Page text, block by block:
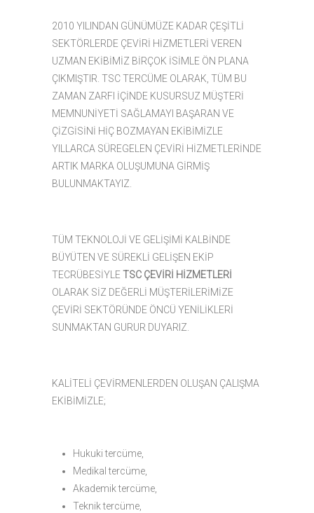
2010 YILINDAN GÜNÜMÜZE KADAR ÇEŞİTLİ
SEKTÖRLERDE ÇEVİRİ HİZMETLERİ VEREN
UZMAN EKİBİMİZ BİRÇOK İSİMLE ÖN PLANA
ÇIKMIŞTIR. TSC TERCÜME OLARAK, TÜM BU
ZAMAN ZARFI İÇİNDE KUSURSUZ MÜŞTERİ
MEMNUNİYETİ SAĞLAMAYI BAŞARAN VE
ÇİZGİSİNİ HİÇ BOZMAYAN EKİBİMİZLE
YILLARCA SÜREGELEN ÇEVİRİ HİZMETLERİNDE
ARTIK MARKA OLUŞUMUNA GİRMİŞ
BULUNMAKTAYIZ.
TÜM TEKNOLOJİ VE GELİŞİMİ KALBİNDE
BÜYÜTEN VE SÜREKLİ GELİŞEN EKİP
TECRÜBESİYLETSC ÇEVİRİ HİZMETLERİ
OLARAK SİZ DEĞERLİ MÜŞTERİLERİMİZE
ÇEVİRİ SEKTÖRÜNDE ÖNCÜ YENİLİKLERİ
SUNMAKTAN GURUR DUYARIZ.
KALİTELİ ÇEVİRMENLERDEN OLUŞAN ÇALIŞMA
EKİBİMİZLE;
Hukuki tercüme,
Medikal tercüme,
Akademik tercüme,
Teknik tercüme,